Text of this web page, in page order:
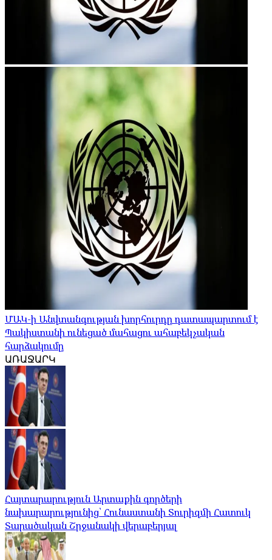
ՄԱԿ-ի Անվտանգության խորհուրդը դատապարտում է
Պակիստանի ունեցած մահացու ահաբեկչական
հարձակումը
ԱՌԱՋԱՐԿ
Հայտարարություն Արտաքին գործերի
նախարարությունից՝ Հունաստանի Տուրիզմի Հատուկ
Տարածական Շրջանակի վերաբերյալ